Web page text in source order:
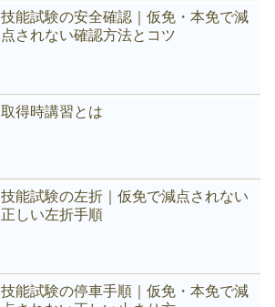
技能試験の安全確認｜仮免・本免で減
点されない確認方法とコツ
取得時講習とは
技能試験の左折｜仮免で減点されない
正しい左折手順
技能試験の停車手順｜仮免・本免で減